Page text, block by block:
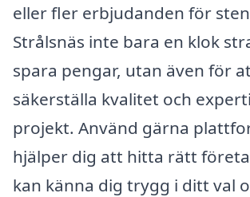
eller fler erbjudanden för
Strålsnäs inte bara en klok
spara pengar, utan även för
säkerställa kvalitet och
projekt. Använd gärna
hjälper dig att hitta rätt
kan känna dig trygg i ditt val